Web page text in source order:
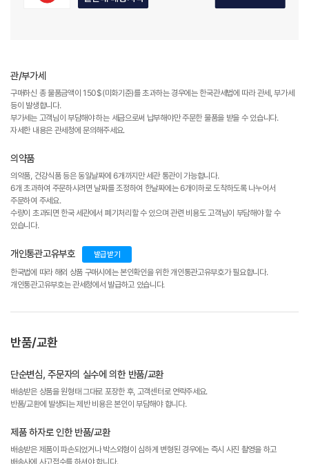
관/부가세
구매하신 총 물품금액이 150$(미화기준)를 초과하는 경우에는 한국관세법에 따라 관세, 부가세
등이 발생합니다.
부가세는 고객님이 부담해야 하는 세금으로써 납부해야만 주문한 물품을 받을 수 있습니다.
자세한 내용은 관세청에 문의해주세요.
의약품
의약품, 건강식품 등은 동일날짜에 6개까지만 세관 통관이 가능합니다.
6개 초과하여 주문하시려면 날짜를 조정하여 한날짜에는 6개이하로 도착하도록 나누어서
주문하여 주세요.
수량이 초과되면 한국 세관에서 폐기처리할 수 있으며 관련 비용도 고객님이 부담해야 할 수
있습니다.
개인통관고유부호 발급받기
한국법에 따라 해외 상품 구매시에는 본인확인을 위한 개인통관고유부호가 필요합니다.
개인통관고유부호는 관세청에서 발급하고 있습니다.
반품/교환
단순변심, 주문자의 실수에 의한 반품/교환
배송받은 상품을 원형태 그대로 포장한 후, 고객센터로 연락주세요.
반품/교환에 발생되는 제반 비용은 본인이 부담해야 합니다.
제품 하자로 인한 반품/교환
배송받은 제품이 파손되었거나 박스외형이 심하게 변형된 경우에는 즉시 사진 촬영을 하고
배송사에 사고접수를 하셔야 합니다.